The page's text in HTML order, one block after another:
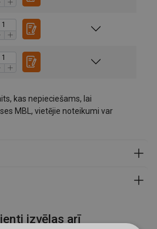
kas nepieciešams, lai
MBL, vietējie noteikumi var
veiktspēju.
operācijām.
divi žņaugi, un montāžas procesā
izvēlas arī